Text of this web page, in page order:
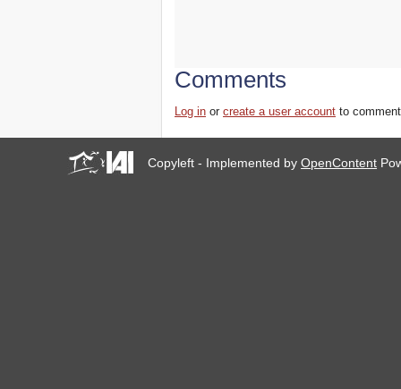
Comments
Log in orcreate a user account to
Copyleft - Implemented byOpenContent